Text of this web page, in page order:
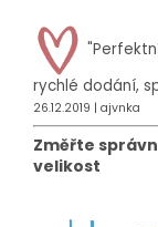
"P
rychlé dodání,
26.12.2019 | ajvnka
Změřte
velikost